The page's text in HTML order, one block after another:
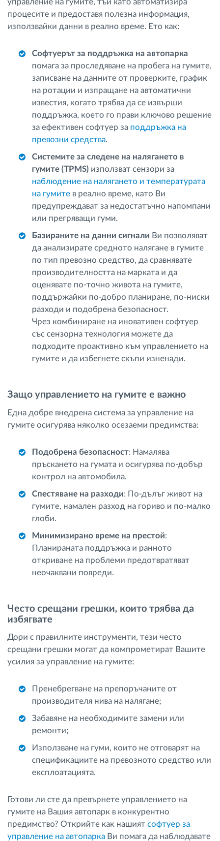
управление на гумите, тъй като автоматизира
процесите и предоставя полезна информация,
използвайки данни в реално време. Ето как:
Софтуерът за поддръжка на автопарка
помага за проследяване на пробега на гумите,
записване на данните от проверките, график
на ротации и изпращане на автоматични
известия, когато трябва да се извърши
поддръжка, което го прави ключово решение
за ефективен софтуер за поддръжка на
превозни средства.
Системите за следене на налягането в
гумите (TPMS) използват сензори за
наблюдение на налягането и температурата
на гумите в реално време, като Ви
предупреждават за недостатъчно напомпани
или прегряващи гуми.
Базираните на данни сигнали Ви позволяват
да анализирате средното налягане в гумите
по тип превозно средство, да сравнявате
производителността на марката и да
оценявате по-точно живота на гумите,
поддържайки по-добро планиране, по-ниски
разходи и подобрена безопасност.
Чрез комбиниране на иновативен софтуер
със сензорна технология можете да
подходите проактивно към управлението на
гумите и да избегнете скъпи изненади.
Защо управлението на гумите е важно
Една добре внедрена система за управление на
гумите осигурява няколко осезаеми предимства:
Подобрена безопасност: Намалява
пръскането на гумата и осигурява по-добър
контрол на автомобила.
Спестяване на разходи: По-дълъг живот на
гумите, намален разход на гориво и по-малко
глоби.
Минимизирано време на престой:
Планираната поддръжка и ранното
откриване на проблеми предотвратяват
неочаквани повреди.
Често срещани грешки, които трябва да
избягвате
Дори с правилните инструменти, тези често
срещани грешки могат да компрометират Вашите
усилия за управление на гумите:
Пренебрегване на препоръчаните от
производителя нива на налягане;
Забавяне на необходимите замени или
ремонти;
Използване на гуми, които не отговарят на
спецификациите на превозното средство или
експлоатацията.
Готови ли сте да превърнете управлението на
гумите на Вашия автопарк в конкурентно
предимство? Открийте как нашият софтуер за
управление на автопарка Ви помага да наблюдавате